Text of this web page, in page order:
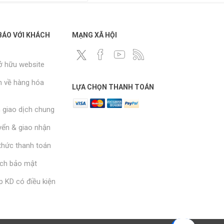
VỚI KHÁCH
hữu website
về hàng hóa
giao dịch chung
& giao nhận
thanh toán
bảo mật
KD có điều kiện
MẠNG XÃ HỘI
LỰA CHỌN THANH TOÁN